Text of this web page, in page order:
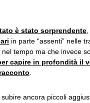
è stato sorprendente
in parte “assenti” nelle
tempo ma che invece
capire in profondità il
ancora piccoli